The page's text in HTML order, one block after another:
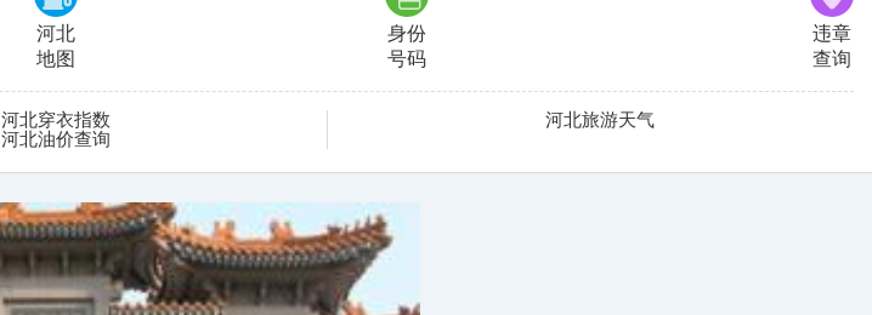
河北
地图
身份
号码
违章
查询
河北穿衣指数
河北旅游天气
河北油价查询